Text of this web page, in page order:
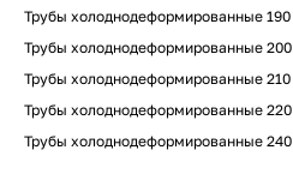
Трубы холоднодеформированные 190
Трубы холоднодеформированные 200
Трубы холоднодеформированные 210
Трубы холоднодеформированные 220
Трубы холоднодеформированные 240